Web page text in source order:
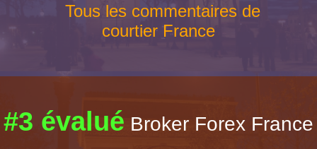
Tous les commentaires de
courtier France
#3 évalué Broker Forex France